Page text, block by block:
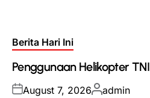
Posted
Berita Hari Ini
Penggunaan Helikopter
Posted
August 7, 2026Posted
admin